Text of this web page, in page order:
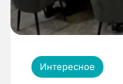
Интересное